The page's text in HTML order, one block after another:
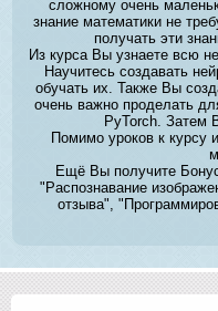
сложному очень
знание математики не
получать эти
Из курса Вы узнаете всю
Научитесь создавать
обучать их. Также Вы
очень важно проделать
PyTorch. Затем
Помимо уроков к курсу
Ещё Вы получите
"Распознавание
отзыва",